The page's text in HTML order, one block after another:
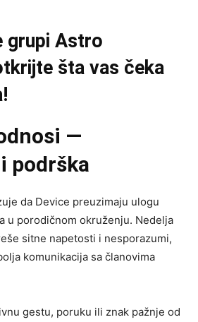
grupi Astro
šta vas čeka
—
podrška
da Device preuzimaju ulogu
u porodičnom okruženju. Nedelja
sitne napetosti i nesporazumi,
komunikacija sa članovima
gestu, poruku ili znak pažnje od